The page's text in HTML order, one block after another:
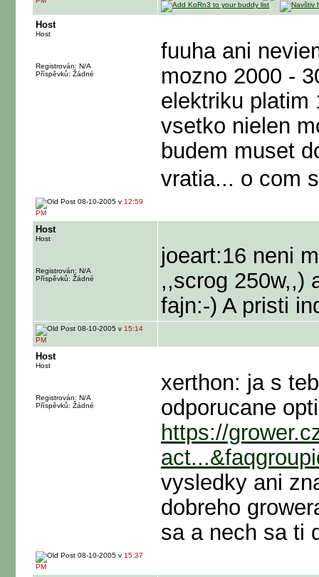
Host
Host
Registrován: N/A
Příspěvků: Žádné
fuuha ani
mozno 2000 -
elektriku platim
vsetko nielen
budem muset
vratia... o com
08-10-2005 v 12:59
PM
Host
Host
Registrován: N/A
Příspěvků: Žádné
joeart:16 neni
,,scrog 250w,,)
fajn:-) A pristi
08-10-2005 v 15:14
PM
Host
Host
Registrován: N/A
Příspěvků: Žádné
xerthon: ja s
odporucane
https://
vysledky ani
dobreho
sa a nech sa ti
08-10-2005 v 15:37
PM